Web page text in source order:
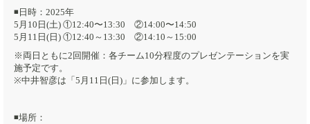
◾️日時：2025年
5月10日(土) ①12:40〜13:30 ②14:00〜14:50
5月11日(日) ①12:40～13:30 ②14:10～15:00
※両日ともに2回開催：各チーム10分程度のプレゼンテーションを実
施予定です。
※中井智彦は「5月11日(日)」に参加します。
◾️場所：